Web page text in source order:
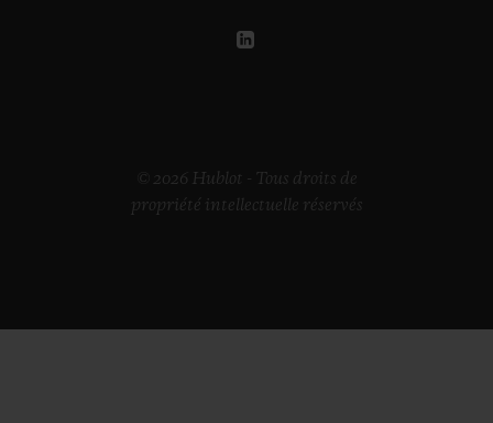
© 2026 Hublot - Tous droits de
propriété intellectuelle réservés